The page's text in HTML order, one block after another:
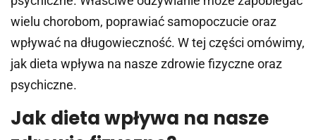
wielu chorobom, poprawiać samopoczucie oraz
wpływać na długowieczność. W tej części omówimy,
jak dieta wpływa na nasze zdrowie fizyczne oraz
psychiczne.
Jak dieta wpływa na nasze